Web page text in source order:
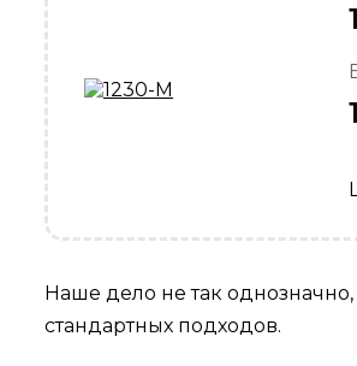
Наше дело не так
стандартных подходов.